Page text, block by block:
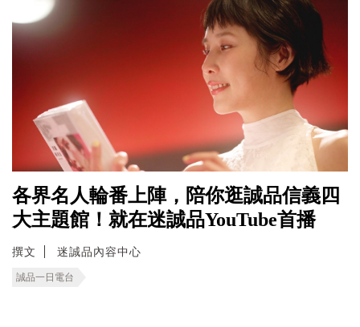
各界名人輪番上陣，陪你逛誠品信義四
大主題館！就在迷誠品YouTube首播
撰文 迷誠品內容中心
誠品一日電台